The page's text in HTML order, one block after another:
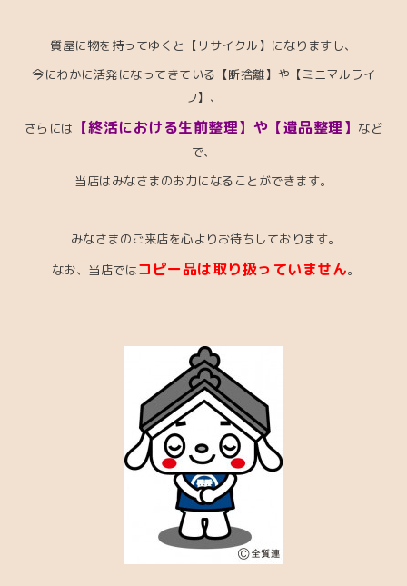
質屋に物を持ってゆくと【リサイクル】になりますし、
今にわかに活発になってきている【断捨離】や【ミニマルライ
フ】、
さらには
【終活における生前整理】や【遺品整理】 など
で、
当店はみなさまのお力になることができます。
みなさまのご来店を心よりお待ちしております。
なお、当店ではコピー品は取り扱っていません。